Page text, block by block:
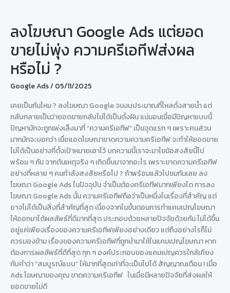
ลงโฆษณา Google Ads แต่ยอด
ขายไม่พุ่ง ความครีเอทีฟส่งผล
หรือไม่ ?
Google Ads/05/11/2025
เคยเป็นกันไหม ? ลงโฆษณา Google จนงบประมาณที่ไหลดั่งสายน้ำ แต่
กลับกลายเป็นว่ายอดขายกลับไม่ได้เป็นดั่งฝัน แน่นอนเมื่อมีปัญหาแบบนี้
ปัญหามักจะถูกเพ่งเล็งมาที่ “ความครีเอทีฟ” เป็นจุดแรก ๆ เพราะคนส่วน
มากมักจะบอกว่า เมื่อแอดโฆษณาขาดความความครีเอทีฟ จะทำให้ยอดขาย
ไม่ได้เป็นอย่างที่ตั้งเป้าหมายเอาไว้ บทความนี้เราจะมาไขข้อสงสัยนี้ไป
พร้อม ๆ กัน จากต้นเหตุจริง ๆ เกิดขึ้นมาจากอะไร เพราะขาดความครีเอทีฟ
อย่างที่หลาย ๆ คนกำลังสงสัยหรือไป ? ถ้าพร้อมแล้วไปชมกันเลย ลง
โฆษณา Google Ads ในปัจจุบัน จำเป็นต้องครีเอทีฟมากเพียงใด การลง
โฆษณา Google Ads นั้น ความครีเอทีฟถือว่าเป็นหนึ่งในเรื่องที่สำคัญ แต่
อาจไม่ได้เป็นสิ่งที่สำคัญที่สุด เนื่องจากในขั้นตอนการทำแคมเปญโฆษณา
ให้ออกมาได้ผลลัพธ์ที่ดีมากที่สุด ประกอบด้วยหลายปัจจัยด้วยกัน ไม่ได้ขึ้น
อยู่แค่เพียงเรื่องของความครีเอทีฟเพียงอย่างเดียว แต่ถึงอย่างไรก็ไม่
ควรมองข้าม เรื่องของความครีเอทีฟที่ถูกนำมาใช้ในแคมเปญโฆษณา หาก
ต้องการผลลัพธ์ที่ดีที่สุด ทุก ๆ องค์ประกอบของแคมเปญควรใกล้เคียง
กับคำว่า “สมบูรณ์แบบ” ให้มากที่สุดเท่าที่จะเป็นไปได้ สัญญาณเตือน ! เมื่อ
Ads โฆษณาของคุณ ขาดความครีเอทีฟ ในเมื่อมีหลายปัจจัยที่ส่งผลให้
ยอดขายไม่ดี